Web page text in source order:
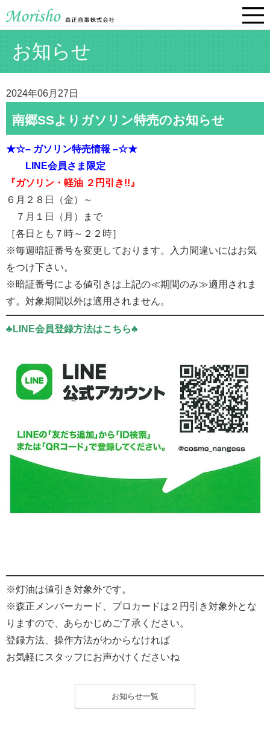
お知らせ
2024年06月27日
南郷SSよりガソリン特売のお知らせ
★☆– ガソリン特売情報 –☆★
LINE会員さま限定
『ガソリン・軽油 ２円引き!!』
６月２８日（金）～
７月１日（月）まで
［各日とも７時～２２時］
※毎週暗証番号を変更しております。入力間違いにはお気
をつけ下さい。
※暗証番号による値引きは上記の≪期間のみ≫適用されま
す。対象期間以外は適用されません。
♣LINE会員登録方法はこちら♣
※灯油は値引き対象外です。
※森正メンバーカード、プロカードは２円引き対象外とな
りますので、あらかじめご了承ください。
登録方法、操作方法がわからなければ
お気軽にスタッフにお声かけくださいね
お知らせ一覧